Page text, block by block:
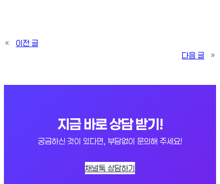
«
이전 글
다음 글
»
지금 바로 상담 받기!
궁금하신 것이 있다면, 부담없이 문의해 주세요!
채널톡 상담하기